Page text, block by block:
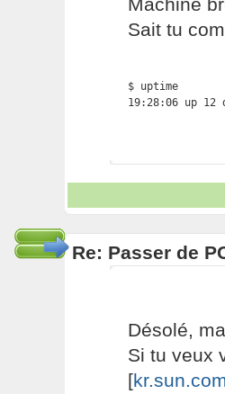
Sait tu
$ uptime
19:28:06 up
Re: Passer de
Désolé,
Si tu veux
[